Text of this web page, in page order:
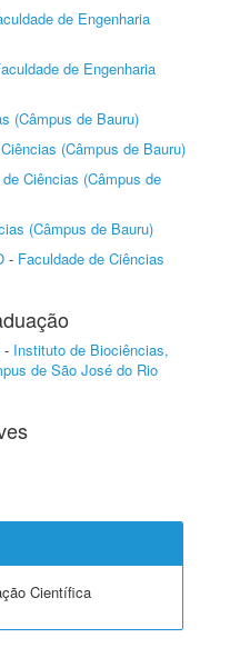
de Engenharia
de Engenharia
(Câmpus de Bauru)
(Câmpus de Bauru)
Ciências (Câmpus de
(Câmpus de Bauru)
- Faculdade de Ciências
- Instituto de Biociências,
de São José do Rio
Científica